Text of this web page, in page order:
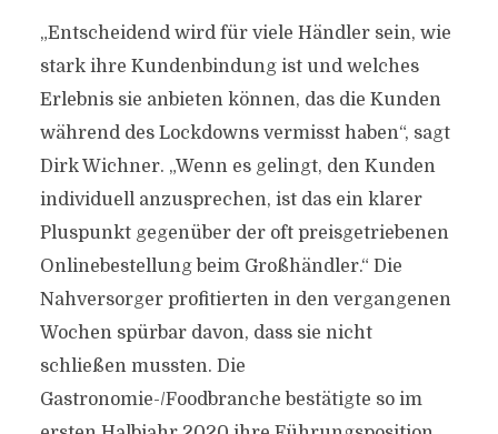
„Entscheidend wird für viele Händler sein, wie
stark ihre Kundenbindung ist und welches
Erlebnis sie anbieten können, das die Kunden
während des Lockdowns vermisst haben“, sagt
Dirk Wichner. „Wenn es gelingt, den Kunden
individuell anzusprechen, ist das ein klarer
Pluspunkt gegenüber der oft preisgetriebenen
Onlinebestellung beim Großhändler.“ Die
Nahversorger profitierten in den vergangenen
Wochen spürbar davon, dass sie nicht
schließen mussten. Die
Gastronomie-/Foodbranche bestätigte so im